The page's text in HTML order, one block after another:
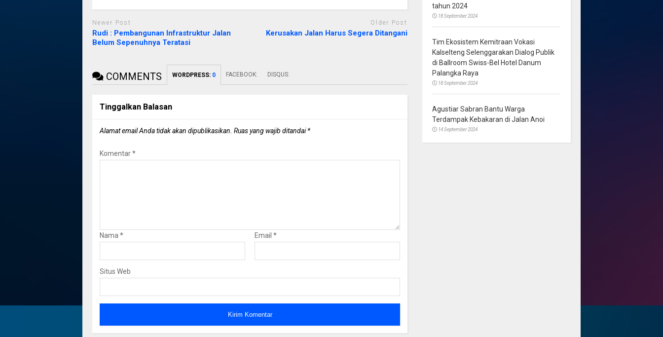
Newer Post
Rudi : Pembangunan Infrastruktur Jalan
Belum Sepenuhnya Teratasi
Older Post
Kerusakan Jalan Harus Segera Ditangani
COMMENTS WORDPRESS: 0 FACEBOOK: DISQUS:
Tinggalkan Balasan
Alamat email Anda tidak akan dipublikasikan. Ruas yang wajib ditandai*
Komentar*
Nama * Email *
Situs Web
tahun 2024
18 September 2024
Tim Ekosistem Kemitraan Vokasi
Kalselteng Selenggarakan Dialog Publik
di Ballroom Swiss-Bel Hotel Danum
Palangka Raya
18 September 2024
Agustiar Sabran Bantu Warga
Terdampak Kebakaran di Jalan Anoi
14 September 2024